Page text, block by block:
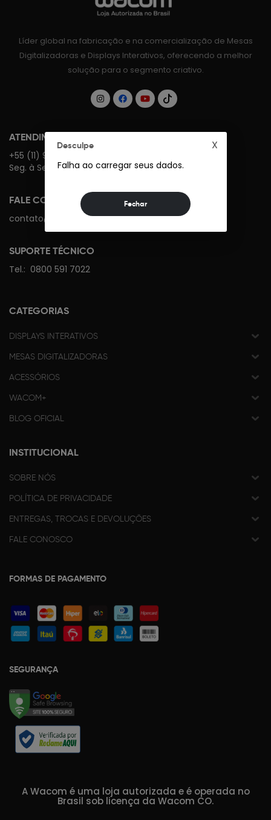
Líder global na fabricação e na comercialização de Mesas
Digitalizadoras e Displays Interativos, oferecendo a melhor
solução para o segmento criativo.
ATENDIMENTO WHATSAPP
+55 (11) 93074-8712
Seg. à Sexta das 9h às 17h
FALE CONOSCO
contato@wacom.com.br
SUPORTE TÉCNICO
Tel.: 0800 591 7022
CATEGORIAS
DISPLAYS INTERATIVOS
MESAS DIGITALIZADORAS
ACESSÓRIOS
WACOM+
BLOG OFICIAL
INSTITUCIONAL
SOBRE NÓS
POLÍTICA DE PRIVACIDADE
ENTREGAS, TROCAS E DEVOLUÇÕES
FALE CONOSCO
FORMAS DE PAGAMENTO
SEGURANÇA
A Wacom é uma loja autorizada e é operada no
Brasil sob licença da Wacom CO.
Desculpe
Falha ao carregar seus dados.
X